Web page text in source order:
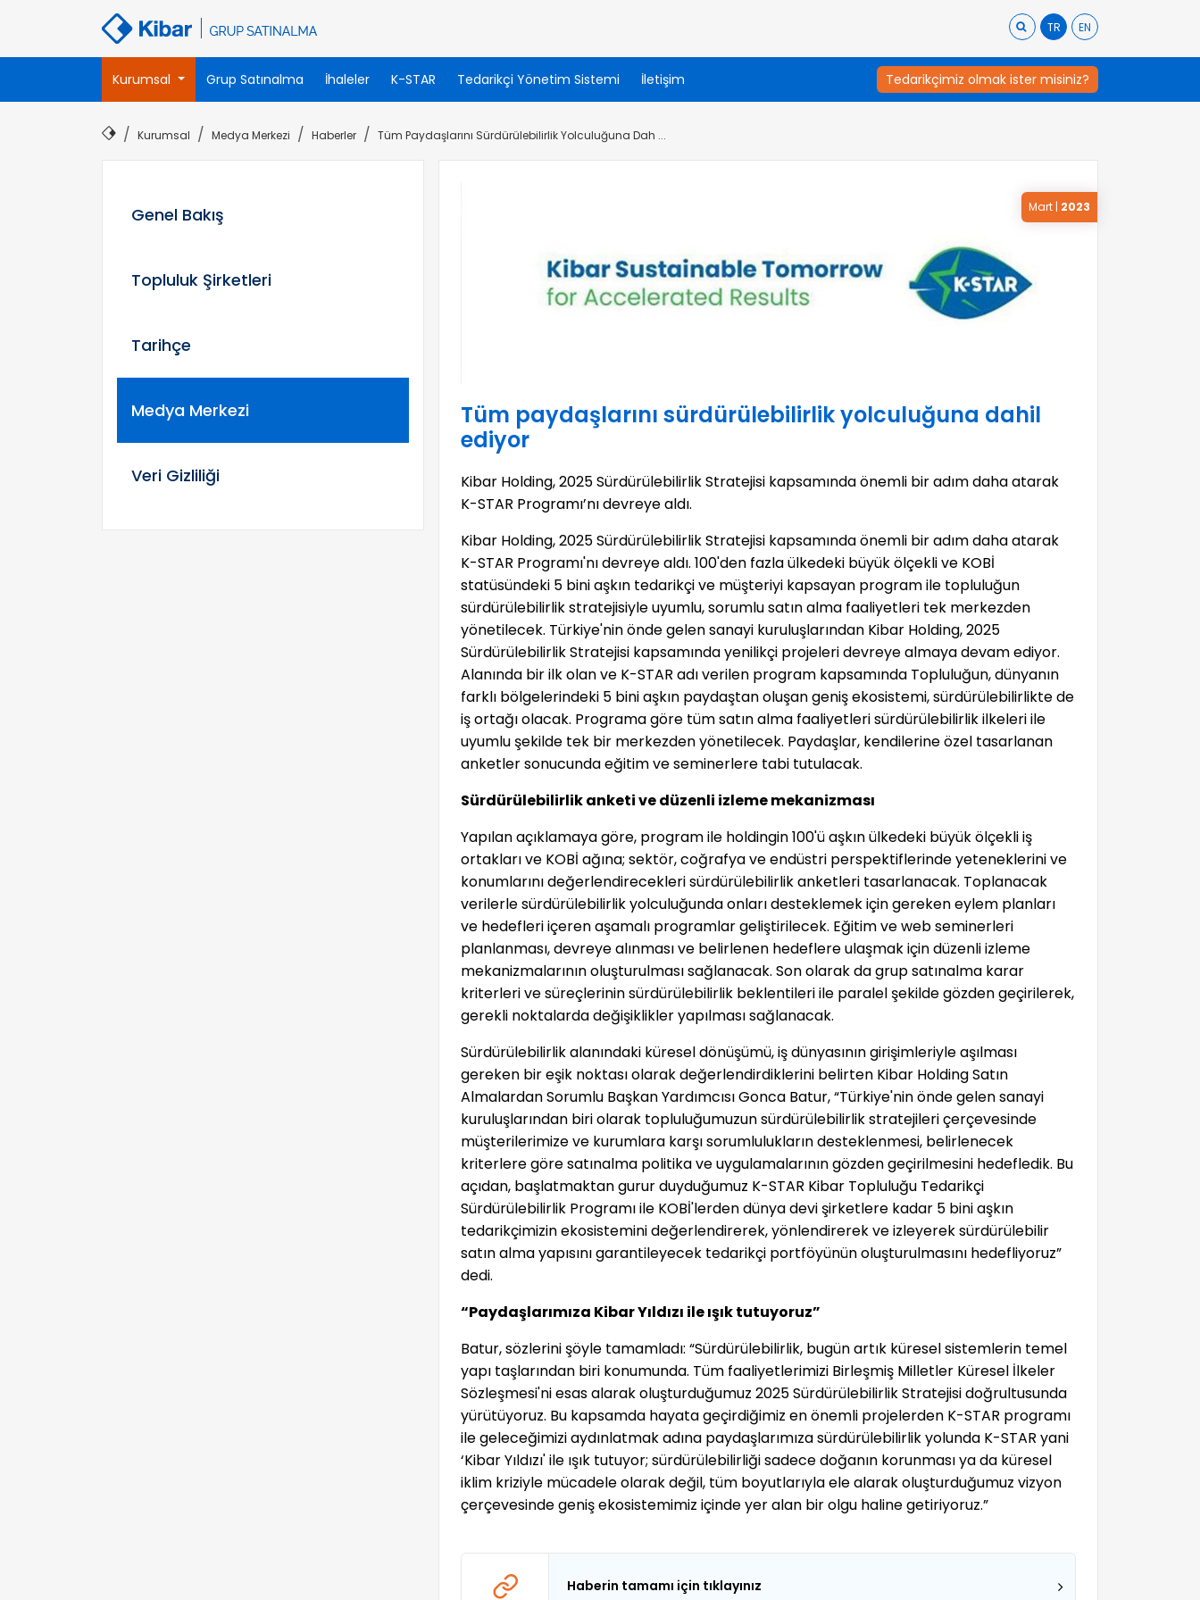
TR EN
Tedarikçimiz olmak ister misiniz?
Kurumsal Grup Satınalma İhaleler K-STAR Tedarikçi Yönetim Sistemi İletişim
Kurumsal Medya Merkezi Haberler Tüm Paydaşlarını Sürdürülebilirlik Yolculuğuna Dah ...
Genel Bakış
Topluluk Şirketleri
Tarihçe
Medya Merkezi
Veri Gizliliği
Mart| 2023
Tüm paydaşlarını sürdürülebilirlik yolculuğuna dahil
ediyor
Kibar Holding, 2025 Sürdürülebilirlik Stratejisi kapsamında önemli bir adım daha atarak
K-STAR Programı’nı devreye aldı.
Kibar Holding, 2025 Sürdürülebilirlik Stratejisi kapsamında önemli bir adım daha atarak
K-STAR Programı'nı devreye aldı. 100'den fazla ülkedeki büyük ölçekli ve KOBİ
statüsündeki 5 bini aşkın tedarikçi ve müşteriyi kapsayan program ile topluluğun
sürdürülebilirlik stratejisiyle uyumlu, sorumlu satın alma faaliyetleri tek merkezden
yönetilecek. Türkiye'nin önde gelen sanayi kuruluşlarından Kibar Holding, 2025
Sürdürülebilirlik Stratejisi kapsamında yenilikçi projeleri devreye almaya devam ediyor.
Alanında bir ilk olan ve K-STAR adı verilen program kapsamında Topluluğun, dünyanın
farklı bölgelerindeki 5 bini aşkın paydaştan oluşan geniş ekosistemi, sürdürülebilirlikte de
iş ortağı olacak. Programa göre tüm satın alma faaliyetleri sürdürülebilirlik ilkeleri ile
uyumlu şekilde tek bir merkezden yönetilecek. Paydaşlar, kendilerine özel tasarlanan
anketler sonucunda eğitim ve seminerlere tabi tutulacak.
Sürdürülebilirlik anketi ve düzenli izleme mekanizması
Yapılan açıklamaya göre, program ile holdingin 100'ü aşkın ülkedeki büyük ölçekli iş
ortakları ve KOBİ ağına; sektör, coğrafya ve endüstri perspektiflerinde yeteneklerini ve
konumlarını değerlendirecekleri sürdürülebilirlik anketleri tasarlanacak. Toplanacak
verilerle sürdürülebilirlik yolculuğunda onları desteklemek için gereken eylem planları
ve hedefleri içeren aşamalı programlar geliştirilecek. Eğitim ve web seminerleri
planlanması, devreye alınması ve belirlenen hedeflere ulaşmak için düzenli izleme
mekanizmalarının oluşturulması sağlanacak. Son olarak da grup satınalma karar
kriterleri ve süreçlerinin sürdürülebilirlik beklentileri ile paralel şekilde gözden geçirilerek,
gerekli noktalarda değişiklikler yapılması sağlanacak.
Sürdürülebilirlik alanındaki küresel dönüşümü, iş dünyasının girişimleriyle aşılması
gereken bir eşik noktası olarak değerlendirdiklerini belirten Kibar Holding Satın
Almalardan Sorumlu Başkan Yardımcısı Gonca Batur, “Türkiye'nin önde gelen sanayi
kuruluşlarından biri olarak topluluğumuzun sürdürülebilirlik stratejileri çerçevesinde
müşterilerimize ve kurumlara karşı sorumlulukların desteklenmesi, belirlenecek
kriterlere göre satınalma politika ve uygulamalarının gözden geçirilmesini hedefledik. Bu
açıdan, başlatmaktan gurur duyduğumuz K-STAR Kibar Topluluğu Tedarikçi
Sürdürülebilirlik Programı ile KOBİ'lerden dünya devi şirketlere kadar 5 bini aşkın
tedarikçimizin ekosistemini değerlendirerek, yönlendirerek ve izleyerek sürdürülebilir
satın alma yapısını garantileyecek tedarikçi portföyünün oluşturulmasını hedefliyoruz”
dedi.
“Paydaşlarımıza Kibar Yıldızı ile ışık tutuyoruz”
Batur, sözlerini şöyle tamamladı: “Sürdürülebilirlik, bugün artık küresel sistemlerin temel
yapı taşlarından biri konumunda. Tüm faaliyetlerimizi Birleşmiş Milletler Küresel İlkeler
Sözleşmesi'ni esas alarak oluşturduğumuz 2025 Sürdürülebilirlik Stratejisi doğrultusunda
yürütüyoruz. Bu kapsamda hayata geçirdiğimiz en önemli projelerden K-STAR programı
ile geleceğimizi aydınlatmak adına paydaşlarımıza sürdürülebilirlik yolunda K-STAR yani
‘Kibar Yıldızı' ile ışık tutuyor; sürdürülebilirliği sadece doğanın korunması ya da küresel
iklim kriziyle mücadele olarak değil, tüm boyutlarıyla ele alarak oluşturduğumuz vizyon
çerçevesinde geniş ekosistemimiz içinde yer alan bir olgu haline getiriyoruz.”
Haberin tamamı için tıklayınız